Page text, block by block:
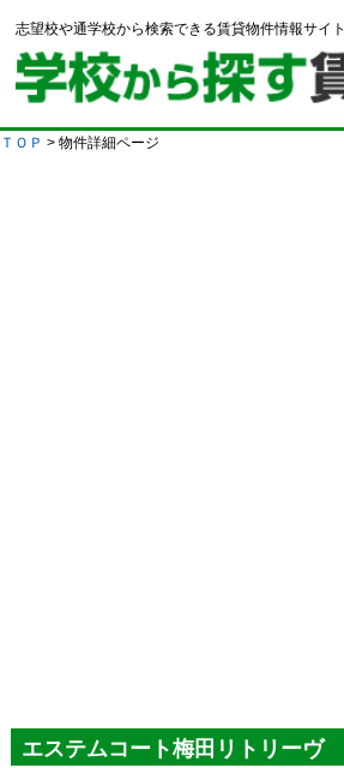
志望校や通学校から検索できる賃貸物件情報サイト
ＴＯＰ > 物件詳細ページ
エステムコート梅田リトリーヴ